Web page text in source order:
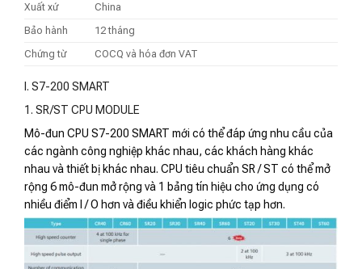
Xuất xứ
China
Bảo hành
12 tháng
Chứng từ
COCQ và hóa đơn VAT
I. S7-200 SMART
1. SR/ST CPU MODULE
Mô-đun CPU S7-200 SMART mới có thể đáp ứng nhu cầu của
các ngành công nghiệp khác nhau, các khách hàng khác
nhau và thiết bị khác nhau. CPU tiêu chuẩn SR / ST có thể mở
rộng 6 mô-đun mở rộng và 1 bảng tín hiệu cho ứng dụng có
nhiều điểm I / O hơn và điều khiển logic phức tạp hơn.